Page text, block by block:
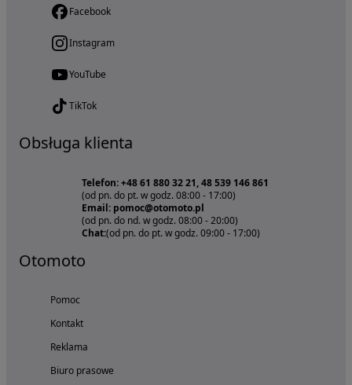
Facebook
Instagram
YouTube
TikTok
Obsługa klienta
Telefon: +48 61 880 32 21, 48 539 146 861
(od pn. do pt. w godz. 08:00 - 17:00)
Email: pomoc@otomoto.pl
(od pn. do nd. w godz. 08:00 - 20:00)
Chat:(od pn. do pt. w godz. 09:00 - 17:00)
Otomoto
Pomoc
Kontakt
Reklama
Biuro prasowe